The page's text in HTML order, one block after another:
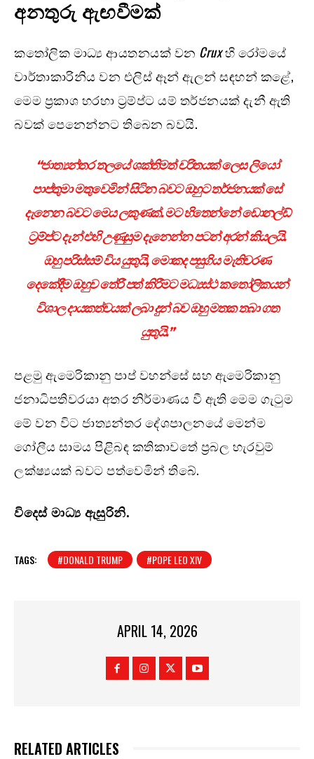
අනතුරු ඇඟවීමක්
කතෝලික මාධ්‍ය ආයතනයක් වන Cruxහි රෝමයේ
වාර්තාකාරිනිය වන එලිස් ඈන් ඇලන් සඳහන් කළේ,
මෙම ප්‍රකාශ හරහා ට්‍රම්ප්ට යම් තර්ජනයක් දැනී ඇති
බවක් පෙනෙන්නට තිබෙන බවයි.
“ජාත්‍යන්තර තලයේ ශක්තිමත් චරිතයක් ලෙස ලියෝ
පාප්තුමා මතුවෙමින් සිටින බවට ඔහුට තර්ජනයක් සේ
දැනෙන බවට මෙය ලකුණක්. මට හිතෙන්නේ ඩොනල්ඩ්
ට්‍රම්ප්ට දැන් එහි උණුසුම දැනෙන්න පටන් අරන් කියලයි.
ඔහු පරිස්සම් විය යුතුයි, මොකද පසුගිය මැතිවරණ
දෙකේදීම ඔහුව තේරී පත් කිරීමට මධ්‍යස්ථ කතෝලිකයන්
විශාල දායකත්වයක් ලබා දුන් බව ඔහු මතක තබා ගත
යුතුයි.”
පළමු ඇමෙරිකානු පාප් වහන්සේ සහ ඇමෙරිකානු
ජනාධිපතිවරයා අතර නිර්මාණය වී ඇති මෙම ගැටුම
මේ වන විට ජාත්‍යන්තර දේශපාලනයේ මෙන්ම
ගෝලීය සාමය පිළිබඳ කතිකාවතේ ප්‍රබල හැරවුම්
ලක්ෂ්‍යයක් බවට පත්වෙමින් තිබේ.
විදෙස් මාධ්‍ය ඇසුරිනි.
TAGS: #DONALD TRUMP #POPE LEO XIV
APRIL 14, 2026
RELATED ARTICLES